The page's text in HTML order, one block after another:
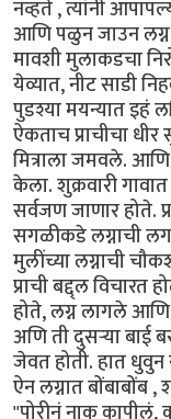
नव्हते , त्यांनी
आणि पळुन जाउन
मावशी मुलाकडचा
येव्यात, नीट साडी
पुडश्या मयन्यात इहं
ऐकताच प्राचीचा
मित्राला जमवले.
केला. शुक्रवारी
सर्वजण जाणार होते.
सगळीकडे लग्नाची
मुलींच्या लग्नाची
प्राची बद्द्ल विचारत
होते, लग्न लागले
अणि ती दुसर्‍या बाई
जेवत होती. हात
ऐन लग्नात बोंबाबोंब